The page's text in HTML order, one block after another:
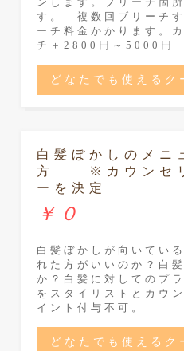
す。 複数回ブリーチす
ーチ料金かかります。
チ＋2800円～5000円
どなたでも使えるク
白髪ぼかしのメニ
方 ※カウンセリ
ーを決定
￥０
白髪ぼかしが向いてい
れた方がいいのか？白
か？白髪に対してのプ
をスタイリストとカウ
イント付与不可。
どなたでも使えるク